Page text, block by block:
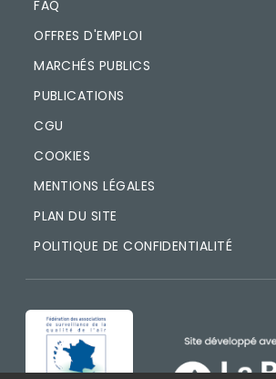
FAQ
OFFRES D'EMPLOI
MARCHÉS PUBLICS
PUBLICATIONS
CGU
COOKIES
MENTIONS LÉGALES
PLAN DU SITE
POLITIQUE DE CONFIDENTIALITÉ
IMAGE